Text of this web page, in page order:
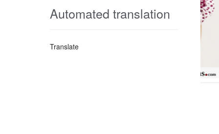
Automated translation
Translate